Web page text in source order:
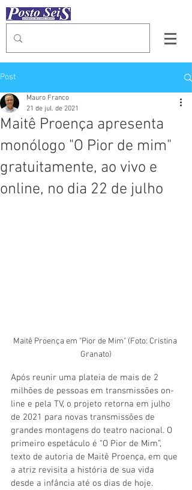
Post
Maitê Proença apresenta
monólogo "O Pior de mim"
gratuitamente, ao vivo e
online, no dia 22 de julho
Mauro Franco
21 de jul. de 2021
Maitê Proença em "Pior de Mim" (Foto: Cristina
Granato)
Após reunir uma plateia de mais de 2
milhões de pessoas em transmissões on-
line e pela TV, o projeto retorna em julho
de 2021 para novas transmissões de
grandes montagens do teatro nacional. O
primeiro espetáculo é “O Pior de Mim”,
texto de autoria de Maitê Proença, em que
a atriz revisita a história de sua vida
desde a infância até os dias de hoje.